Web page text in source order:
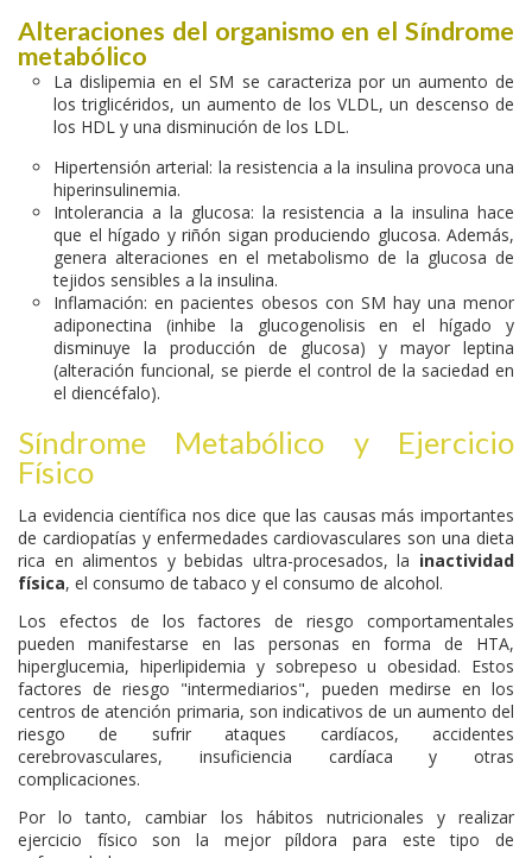
Alteraciones del organismo en el Síndrome
metabólico
La dislipemia en el SM se caracteriza por un aumento de
los triglicéridos, un aumento de los VLDL, un descenso de
los HDL y una disminución de los LDL.
Hipertensión arterial: la resistencia a la insulina provoca una
hiperinsulinemia.
Intolerancia a la glucosa: la resistencia a la insulina hace
que el hígado y riñón sigan produciendo glucosa. Además,
genera alteraciones en el metabolismo de la glucosa de
tejidos sensibles a la insulina.
Inflamación: en pacientes obesos con SM hay una menor
adiponectina (inhibe la glucogenolisis en el hígado y
disminuye la producción de glucosa) y mayor leptina
(alteración funcional, se pierde el control de la saciedad en
el diencéfalo).
Síndrome Metabólico y Ejercicio
Físico
La evidencia científica nos dice que las causas más importantes
de cardiopatías y enfermedades cardiovasculares son una dieta
rica en alimentos y bebidas ultra-procesados, la inactividad
física, el consumo de tabaco y el consumo de alcohol.
Los efectos de los factores de riesgo comportamentales
pueden manifestarse en las personas en forma de HTA,
hiperglucemia, hiperlipidemia y sobrepeso u obesidad. Estos
factores de riesgo "intermediarios", pueden medirse en los
centros de atención primaria, son indicativos de un aumento del
riesgo de sufrir ataques cardíacos, accidentes
cerebrovasculares, insuficiencia cardíaca y otras
complicaciones.
Por lo tanto, cambiar los hábitos nutricionales y realizar
ejercicio físico son la mejor píldora para este tipo de